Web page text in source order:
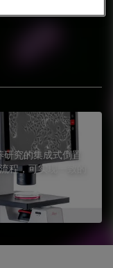
究的集成式倒置
程，可实现一致的